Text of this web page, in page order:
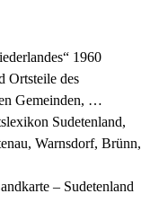
1960
Ortsteile des
Gemeinden, …
Sudetenland,
Warnsdorf, Brünn,
– Sudetenland